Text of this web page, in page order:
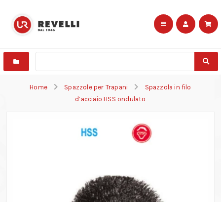
Home Spazzole per Trapani
Spazzola in filo
d’acciaio HSS ondulato